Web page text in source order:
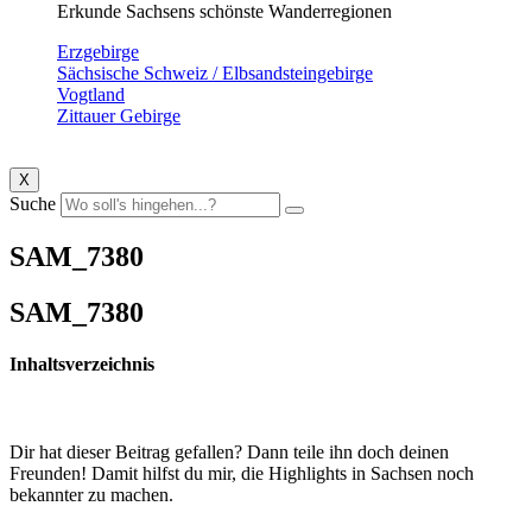
Erkunde Sachsens schönste Wanderregionen
Erzgebirge
Sächsische Schweiz / Elbsandsteingebirge
Vogtland
Zittauer Gebirge
X
Suche
SAM_7380
SAM_7380
Inhaltsverzeichnis
Dir hat dieser Beitrag gefallen? Dann teile ihn doch deinen
Freunden! Damit hilfst du mir, die Highlights in Sachsen noch
bekannter zu machen.